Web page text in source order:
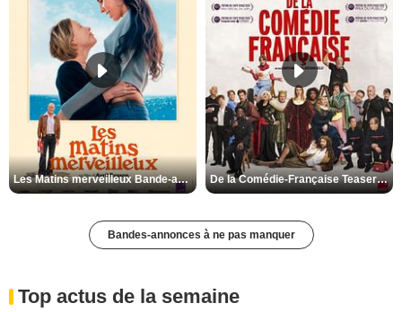
Les Matins merveilleux Bande-annonce VF De la Comédie-Française Teaser VF
Bandes-annonces à ne pas manquer
Top actus de la semaine